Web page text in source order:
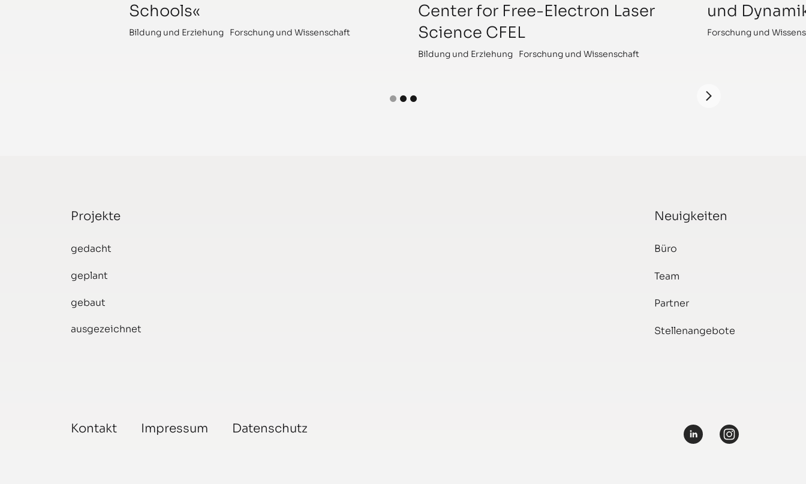
Schools«
Bildung und Erziehung Forschung und Wissenschaft
Center for Free-Electron Laser
Science CFEL
Bildung und Erziehung Forschung und Wissenschaft
und
Forschung und
Projekte
gedacht
geplant
gebaut
ausgezeichnet
Neuigkeiten
Büro
Team
Partner
Stellenangebote
Kontakt Impressum Datenschutz